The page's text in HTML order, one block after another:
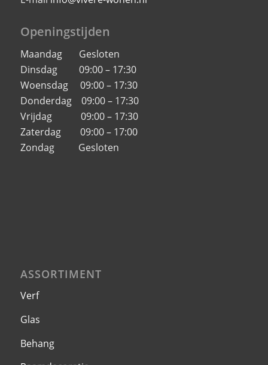
Openingstijden
Maandag Gesloten
Dinsdag 09:00 – 17:30
Woensdag 09:00 – 17:30
Donderdag 09:00 – 17:30
Vrijdag 09:00 – 17:30
Zaterdag 09:00 – 17:00
Zondag Gesloten
ASSORTIMENT
Verf
Glas
Behang